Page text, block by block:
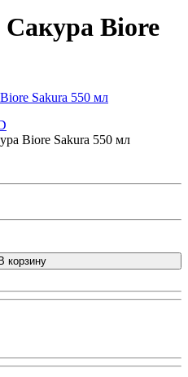
Biore
Biore Sakura 550 мл
корзину